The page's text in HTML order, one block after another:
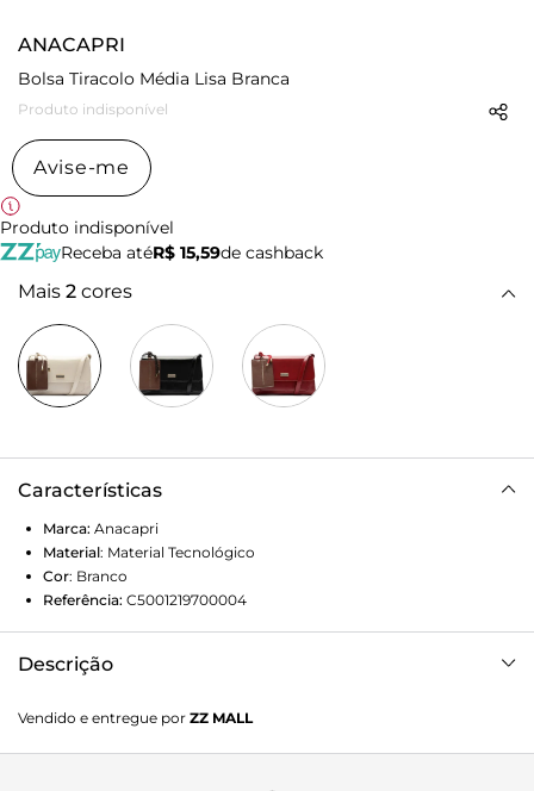
ANACAPRI
Bolsa Tiracolo Média Lisa Branca
Produto indisponível
Avise-me
Produto indisponível
Receba atéR$ 15,59de cashback
Mais 2 cores
Características
Marca: Anacapri
Material: Material Tecnológico
Cor: Branco
Referência: C5001219700004
Descrição
material similar ao couro possui shape retangular, com
efeito acetinado por toda a peça. No tamanho M, forro
Vendido e entregue por ZZ MALL